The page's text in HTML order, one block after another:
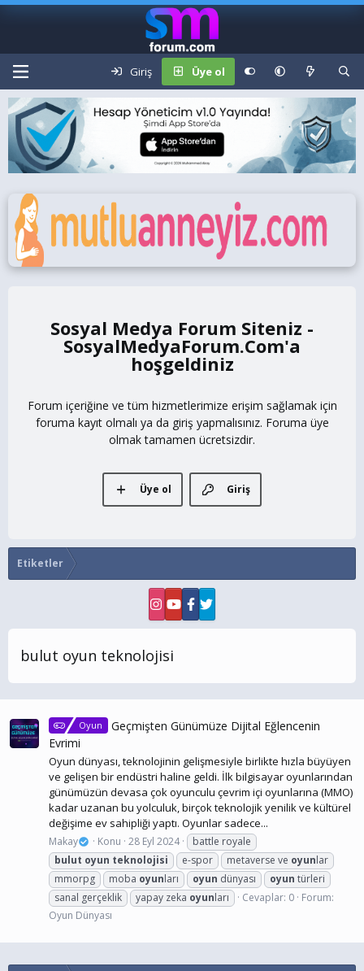
Giriş Üye ol
Sosyal Medya Forum Siteniz -
SosyalMedyaForum.Com
Forum içeriğine ve tüm hizmetlerimize erişim sağlamak için
foruma kayıt olmalı ya da giriş yapmalısınız. Foruma üye
olmak tamamen ücretsizdir.
Giriş
Üye ol
Etiketler
bulut oyun teknolojisi
Oyun
Geçmişten Günümüze Dijital Eğlencenin
Evrimi
Oyun dünyası, teknolojinin gelişmesiyle birlikte hızla büyüyen
ve gelişen bir endüstri haline geldi. İlk bilgisayar oyunlarından
günümüzün devasa çok oyunculu çevrim içi oyunlarına (MMO)
kadar uzanan bu yolculuk, birçok teknolojik yenilik ve kültürel
değişime ev sahipliği yaptı. Oyunlar sadece...
Makay Konu 28 Eyl 2024
battle royale
bulut oyun teknolojisi e-spor metaverse ve oyunlar
mmorpg
moba oyunları oyun dünyası oyun türleri
sanal gerçeklik
yapay zeka oyunları Cevaplar: 0 Forum:
Oyun Dünyası